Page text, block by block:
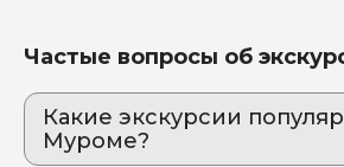
Частые вопросы об
Какие экскурсии
Муроме?